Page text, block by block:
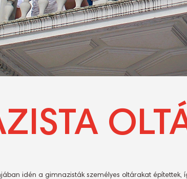
idén a gimnazisták személyes oltárakat